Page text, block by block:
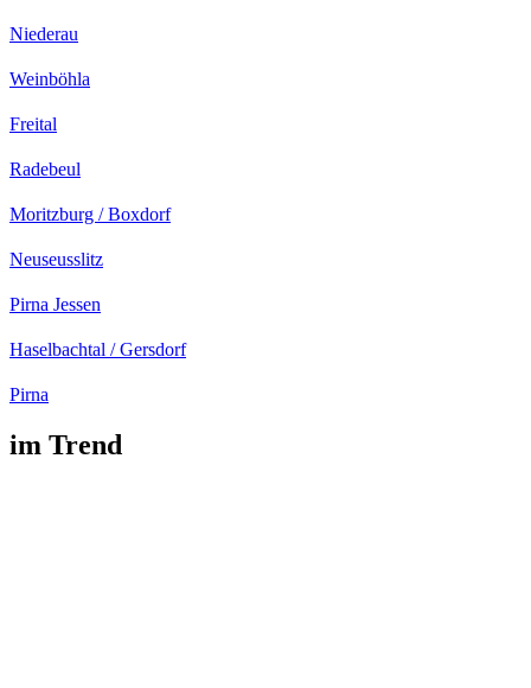
Niederau
Weinböhla
Freital
Radebeul
Moritzburg / Boxdorf
Neuseusslitz
Pirna Jessen
Haselbachtal / Gersdorf
Pirna
im Trend